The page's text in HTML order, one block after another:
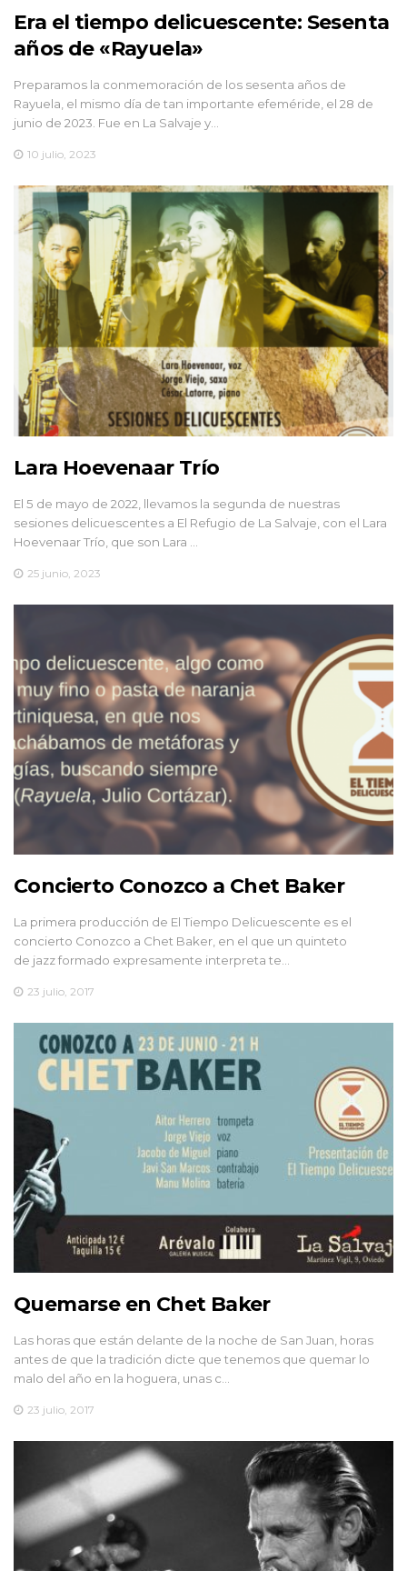
Era el tiempo delicuescente: Sesenta
años de «Rayuela»
Preparamos la conmemoración de los sesenta años de
Rayuela, el mismo día de tan importante efeméride, el 28 de
junio de 2023. Fue en La Salvaje y…
10 julio, 2023
Lara Hoevenaar Trío
El 5 de mayo de 2022, llevamos la segunda de nuestras
sesiones delicuescentes a El Refugio de La Salvaje, con el Lara
Hoevenaar Trío, que son Lara …
25 junio, 2023
Concierto Conozco a Chet Baker
La primera producción de El Tiempo Delicuescente es el
concierto Conozco a Chet Baker, en el que un quinteto
de jazz formado expresamente interpreta te…
23 julio, 2017
Quemarse en Chet Baker
Las horas que están delante de la noche de San Juan, horas
antes de que la tradición dicte que tenemos que quemar lo
malo del año en la hoguera, unas c…
23 julio, 2017